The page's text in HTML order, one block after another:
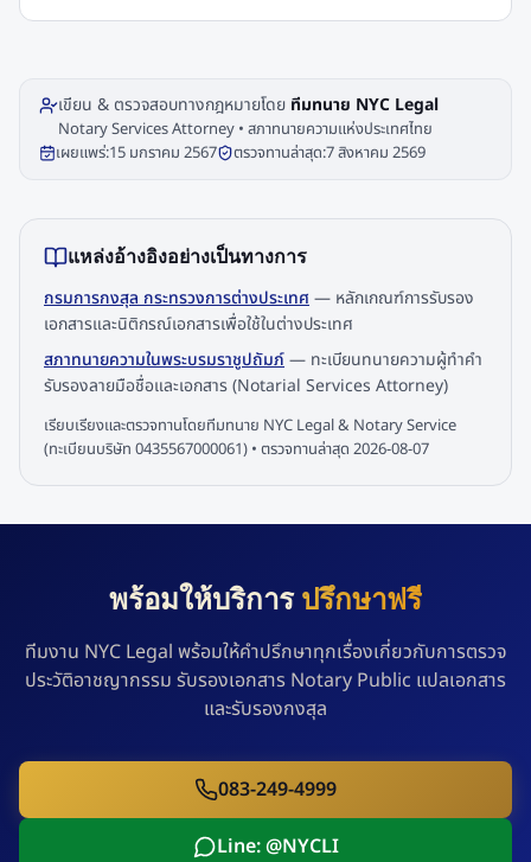
เขียน & ตรวจสอบทางกฎหมายโดย ทีมทนาย NYC Legal
Notary Services Attorney • สภาทนายความแห่งประเทศไทย
เผยแพร่:15 มกราคม 2567 ตรวจทานล่าสุด:7 สิงหาคม 2569
แหล่งอ้างอิงอย่างเป็นทางการ
กรมการกงสุล กระทรวงการต่างประเทศ — หลักเกณฑ์การรับรอง
เอกสารและนิติกรณ์เอกสารเพื่อใช้ในต่างประเทศ
สภาทนายความในพระบรมราชูปถัมภ์— ทะเบียนทนายความผู้ทำคำ
รับรองลายมือชื่อและเอกสาร (Notarial Services Attorney)
เรียบเรียงและตรวจทานโดยทีมทนาย NYC Legal & Notary Service
(ทะเบียนบริษัท 0435567000061) • ตรวจทานล่าสุด 2026-08-07
พร้อมให้บริการปรึกษาฟรี
ทีมงาน NYC Legal พร้อมให้คำปรึกษาทุกเรื่องเกี่ยวกับการตรวจ
ประวัติอาชญากรรม รับรองเอกสาร Notary Public แปลเอกสาร
และรับรองกงสุล
083-249-4999
Line: @NYCLI